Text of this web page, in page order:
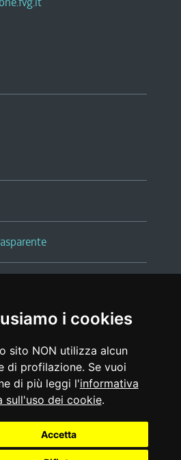
i cookies
sito NON utilizza alcun
di profilazione. Se vuoi
di più leggi l'informativa
sull'uso dei cookie.
Accetta
legali |glossario
policy
|feedback
cookie